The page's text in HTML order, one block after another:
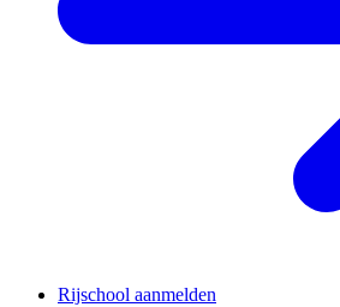
Rijschool aanmelden